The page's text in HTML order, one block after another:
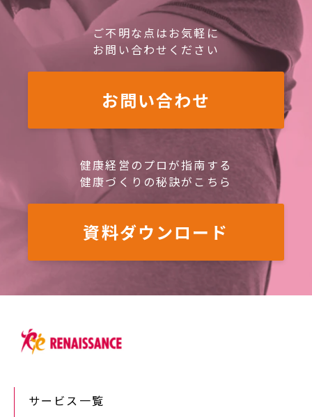
ご不明な点はお気軽に
お問い合わせください
お問い合わせ
健康経営のプロが指南する
健康づくりの秘訣がこちら
資料ダウンロード
サービス一覧